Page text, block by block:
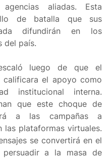
aliadas. Esta
de batalla que sus
difundirán en los
del país.
luego de que el
calificara el apoyo como
institucional interna.
que este choque de
a las campañas a
las plataformas virtuales.
se convertirá en el
a la masa de